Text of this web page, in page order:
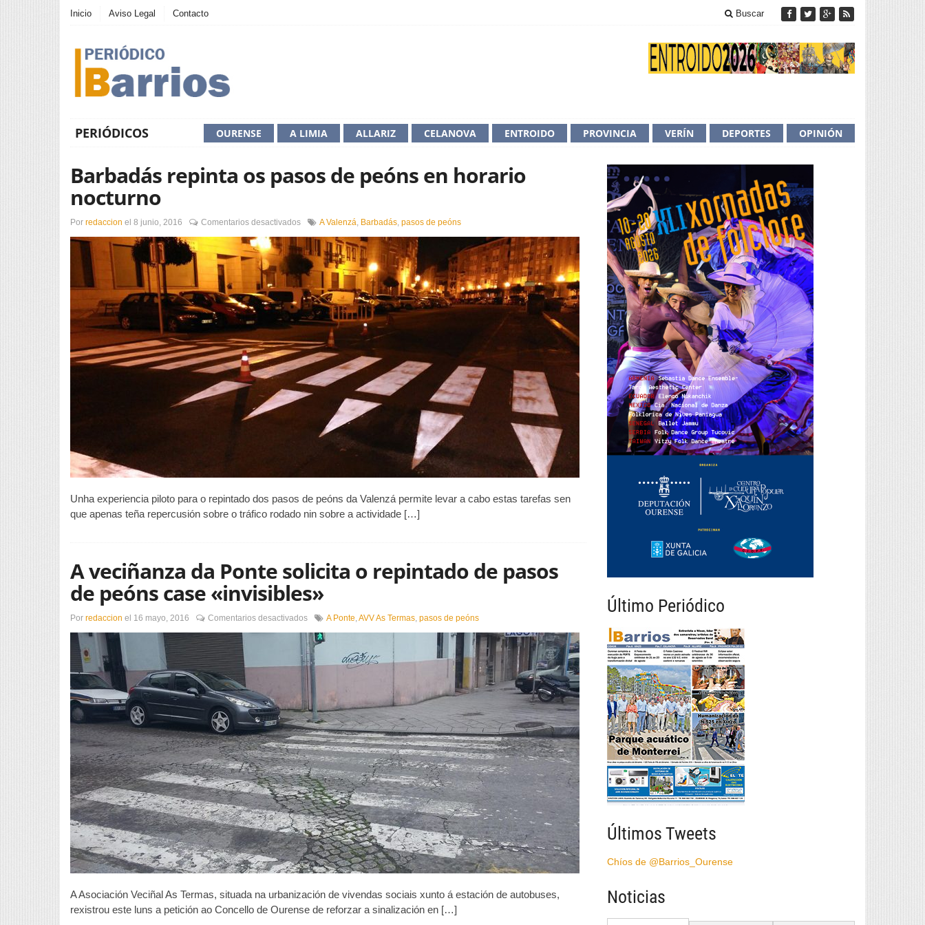
Inicio Aviso Legal Contacto Buscar
PERIÓDICOS OPINIÓN
DEPORTES
VERÍN
PROVINCIA
ENTROIDO
CELANOVA
ALLARIZ
A LIMIA
OURENSE
Barbadás repinta os pasos de peóns en horario
nocturno
Por redaccion el 8 junio, 2016 Comentarios desactivadosen
repinta
os
pasos
de
peóns
en
horario
nocturno
A Valenzá Barbadás pasos de peóns
Unha experiencia piloto para o repintado dos pasos de peóns da Valenzá permite levar a cabo estas tarefas sen
que apenas teña repercusión sobre o tráfico rodado nin sobre a actividade […]
A veciñanza da Ponte solicita o repintado de pasos
de peóns case «invisibles»
Por redaccion el 16 mayo, 2016 Comentarios desactivadosen
veciñanza
da
Ponte
o
repintado
de
pasos
de
peóns
case
«invisibles»
A Ponte AVV As Termas pasos de peóns
A Asociación Veciñal As Termas, situada na urbanización de vivendas sociais xunto á estación de autobuses,
rexistrou este luns a petición ao Concello de Ourense de reforzar a sinalización en […]
Último Periódico
Últimos Tweets
Chíos de @Barrios_Ourense
Noticias